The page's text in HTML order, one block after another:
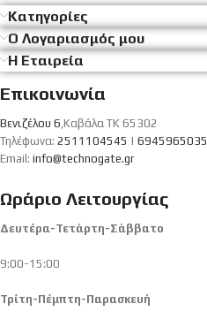
Κατηγορίες
Ο Λογαριασμός μου
Η Εταιρεία
Επικοινωνία
Βενιζέλου 6,Καβάλα ΤΚ 65302
Τηλέφωνα: 2511104545 | 6945965035
Email: info@technogate.gr
Ωράριο Λειτουργίας
Δευτέρα-Τετάρτη-Σάββατο
9:00-15:00
Τρίτη-Πέμπτη-Παρασκευή